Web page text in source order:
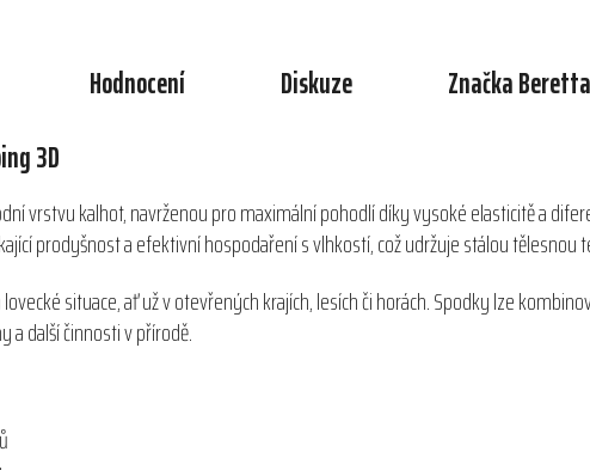
Hodnocení Diskuze ZnačkaBeretta
3D
vrstvu kalhot, navrženou pro maximální pohodlí díky vysoké elasticitě a
prodyšnost a efektivní hospodaření s vlhkostí, což udržuje stálou tělesnou
situace, ať už v otevřených krajích, lesích či horách. Spodky lze
další činnosti v přírodě.